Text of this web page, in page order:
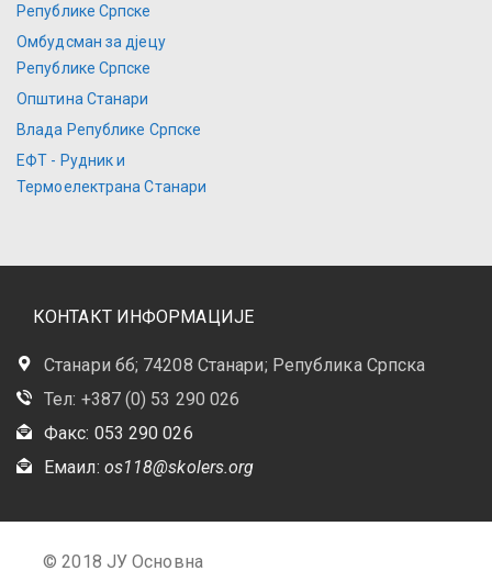
Републике Српске
Омбудсман за дјецу
Републике Српске
Општина Станари
Влада Републике Српске
ЕФТ - Рудник и
Термоелектрана Станари
КОНТАКТ ИНФОРМАЦИЈЕ
Станари бб; 74208 Станари; Република Српска
Тел: +387 (0) 53 290 026
Факс: 053 290 026
Емаил: os118@skolers.org
© 2018 ЈУ Основна